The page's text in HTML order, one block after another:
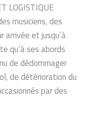
LOGISTIQUE
musiciens, des
arrivée et jusqu’à
qu’à ses abords
de dédommager
de détérioration du
par des